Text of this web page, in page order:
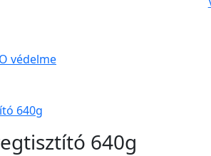
védelme
640g
640g